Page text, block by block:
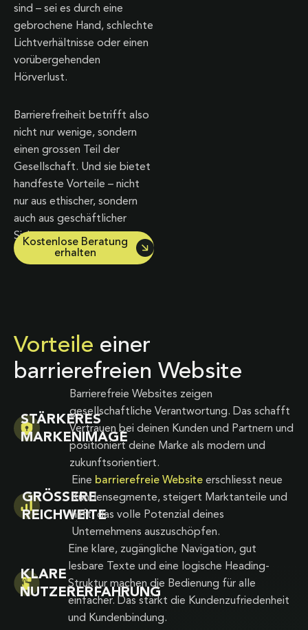
sind – sei es durch eine
gebrochene Hand, schlechte
Lichtverhältnisse oder einen
vorübergehenden
Hörverlust.
Barrierefreiheit betrifft also
nicht nur wenige, sondern
einen grossen Teil der
Gesellschaft. Und sie bietet
handfeste Vorteile – nicht
nur aus ethischer, sondern
auch aus geschäftlicher
Sicht:
Kostenlose Beratung
erhalten
Vorteile einer
barrierefreien Website
STÄRKERES
MARKENIMAGE
Barrierefreie Websites zeigen
gesellschaftliche Verantwortung. Das schafft
Vertrauen bei deinen Kunden und Partnern und
positioniert deine Marke als modern und
zukunftsorientiert.
GRÖSSERE
REICHWEITE
Eine barrierefreie Websiteerschliesst neue
Kundensegmente, steigert Marktanteile und
hilft, das volle Potenzial deines
Unternehmens auszuschöpfen.
KLARE
NUTZERERFAHRUNG
Eine klare, zugängliche Navigation, gut
lesbare Texte und eine logische Heading-
Struktur machen die Bedienung für alle
einfacher. Das stärkt die Kundenzufriedenheit
und Kundenbindung.